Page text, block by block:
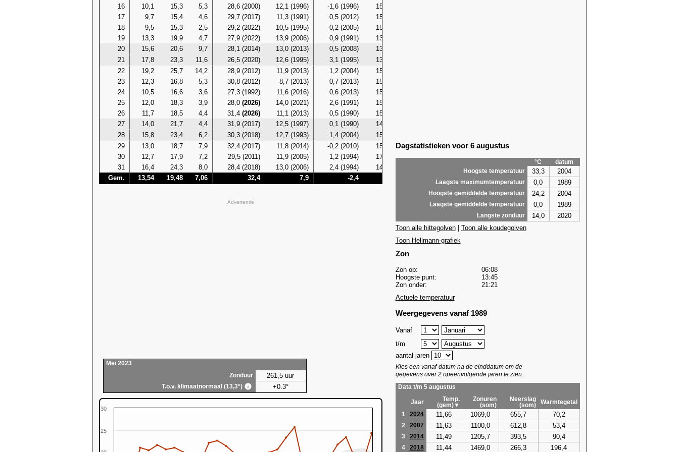
16
10,1 15,3 5,3 28,6 (2000) 12,1 (1996) -1,6 (1996) 15,8 (2017)
17
9,7 15,4 4,6 29,7 (2017) 11,3 (1991) 0,5 (2012) 15,3 (2017)
18
9,5 15,3 2,5 29,2 (2022) 10,5 (1995) 0,2 (2005) 15,1 (2017)
19
13,3 19,9 4,7 27,9 (2022) 13,9 (2006) 0,9 (1991) 13,9 (1997)
20
15,6 20,6 9,7 28,1 (2014) 13,0 (2013) 0,5 (2008) 13,3 (1993)
21
17,8 23,3 11,6 26,5 (2020) 12,6 (1995) 3,1 (1995) 13,7 (2014)
22
19,2 25,7 14,2 28,9 (2012) 11,9 (2013) 1,2 (2004) 15,7 (2012)
23
12,3 16,8 5,3 30,8 (2012) 8,7 (2013) 0,7 (2013) 15,5 (2012)
24
10,5 16,6 3,6 27,3 (1992) 11,6 (2016) 0,6 (2013) 15,5 (2012)
25
12,0 18,3 3,9 28,0 (2026) 14,0 (2021) 2,6 (1991) 15,4 (2018)
26
11,7 18,5 4,4 31,4 (2026) 11,1 (2013) 0,5 (1990) 15,1 (2018)
27
14,0 21,7 4,4 31,9 (2017) 12,5 (1997) 0,1 (1990) 14,7 (2017)
28
15,8 23,4 6,2 30,3 (2018) 12,7 (1993) 1,4 (2004) 15,5 (2001)
29
13,0 18,7 7,9 32,4 (2017) 11,8 (2014) -0,2 (2010) 15,9 (2018) 9,4 (2014)
23,5 (2017)
30
12,7 17,9 7,2 29,5 (2011) 11,9 (2005) 1,2 (1994) 17,4 (2018) 8,5 (2006)
22,4 (2018)
31
16,4 24,3 8,0 28,4 (2018) 13,0 (2006) 2,4 (1994) 14,5 (2018)
Gem.
13,54 19,48 7,06 32,4 7,9 -2,4
Advertentie
Mei 2023
Zonduur
261,5 uur
T.o.v. klimaatnormaal (13,3°) +0.3°
25
30
Dagstatistieken voor 6 augustus
°C
datum
Hoogste temperatuur
33,3 2004
Laagste maximumtemperatuur 0,0 1989
Hoogste gemiddelde temperatuur 24,2 2004
Laagste gemiddelde temperatuur 0,0 1989
Langste zonduur 14,0
2020
Toon alle hittegolven| Toon alle koudegolven
Toon Hellmann-grafiek
Zon
Zon op:
06:08
Hoogste punt:
13:45
Zon onder:
21:21
Actuele temperatuur
Weergegevens vanaf 1989
Vanaf
t/m
aantal jaren
Kies een vanaf-datum na de einddatum om de
gegevens over 2 opeenvolgende jaren te zien.
Data t/m 5 augustus
Jaar
Temp.
(gem)▼
Zonuren
(som)
Neerslag
(som)
Warmtegetal
1
2024 11,66 1069,0 655,7 70,2
2 2007 11,63 1100,0 612,8 53,4
3 2014 11,49 1205,7 393,5 90,4
4 2018 11,44 1469,0 266,3 196,4